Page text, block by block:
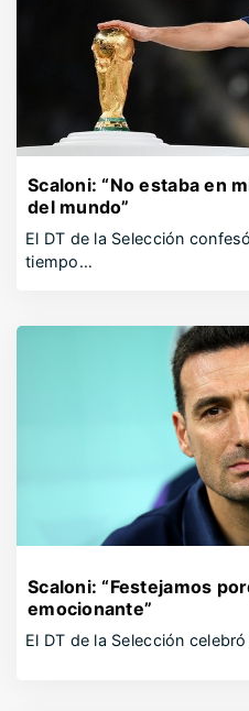
Scaloni: “No estaba en
del mundo”
El DT de la Selección
tiempo…
Scaloni: “Festejamos
emocionante”
El DT de la Selección